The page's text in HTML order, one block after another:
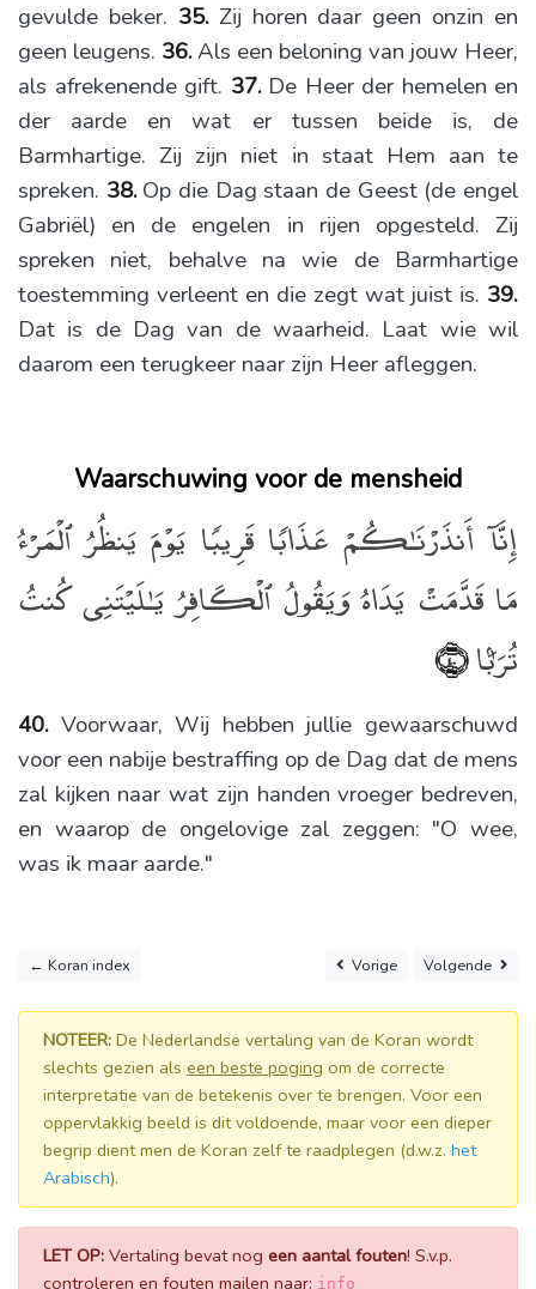
gevulde beker. 35. Zij horen daar geen onzin en
geen leugens. 36.Als een beloning van jouw Heer,
als afrekenende gift. 37. De Heer der hemelen en
der aarde en wat er tussen beide is, de
Barmhartige. Zij zijn niet in staat Hem aan te
spreken. 38. Op die Dag staan de Geest (de engel
Gabriël) en de engelen in rijen opgesteld. Zij
spreken niet, behalve na wie de Barmhartige
toestemming verleent en die zegt wat juist is. 39.
Dat is de Dag van de waarheid. Laat wie wil
daarom een terugkeer naar zijn Heer afleggen.
Waarschuwing voor de mensheid
40. Voorwaar, Wij hebben jullie gewaarschuwd
voor een nabije bestraffing op de Dag dat de mens
zal kijken naar wat zijn handen vroeger bedreven,
en waarop de ongelovige zal zeggen: "O wee,
was ik maar aarde."
إِنَّآ أَنذَرْنَـٰكُمْ عَذَابًۭا قَرِيبًۭا يَوْمَ يَنظُرُ ٱلْمَرْءُ
مَا قَدَّمَتْ يَدَاهُ وَيَقُولُ ٱلْكَافِرُ يَـٰلَيْتَنِى كُنتُ
تُرَٰبًۢا﴿٤٠﴾
← Koran index Vorige Volgende
NOTEER: De Nederlandse vertaling van de Koran wordt
slechts gezien als een beste poging om de correcte
interpretatie van de betekenis over te brengen. Voor een
oppervlakkig beeld is dit voldoende, maar voor een dieper
begrip dient men de Koran zelf te raadplegen (d.w.z. het
Arabisch).
LET OP: Vertaling bevat nog een aantal fouten! S.v.p.
controleren en fouten mailen naar: info